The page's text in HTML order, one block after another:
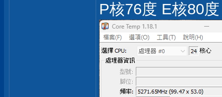
P核76度 E核80度